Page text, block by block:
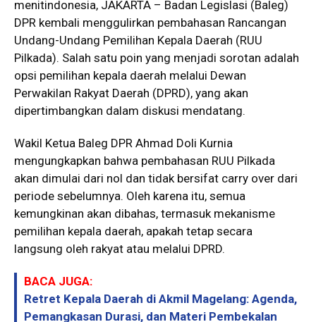
menitindonesia, JAKARTA – Badan Legislasi (Baleg)
DPR kembali menggulirkan pembahasan Rancangan
Undang-Undang Pemilihan Kepala Daerah (RUU
Pilkada). Salah satu poin yang menjadi sorotan adalah
opsi pemilihan kepala daerah melalui Dewan
Perwakilan Rakyat Daerah (DPRD), yang akan
dipertimbangkan dalam diskusi mendatang.
Wakil Ketua Baleg DPR Ahmad Doli Kurnia
mengungkapkan bahwa pembahasan RUU Pilkada
akan dimulai dari nol dan tidak bersifat carry over dari
periode sebelumnya. Oleh karena itu, semua
kemungkinan akan dibahas, termasuk mekanisme
pemilihan kepala daerah, apakah tetap secara
langsung oleh rakyat atau melalui DPRD.
BACA JUGA:
Retret Kepala Daerah di Akmil Magelang: Agenda,
Pemangkasan Durasi, dan Materi Pembekalan